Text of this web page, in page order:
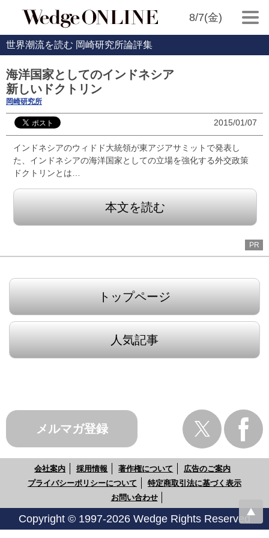
8/7(金)
世界潮流を読む 岡崎研究所論評集
海洋国家としてのインドネシア
新しいドクトリン
岡崎研究所
2015/01/07
インドネシアのウィドド大統領が東アジアサミットで発表し
た、インドネシアの海洋国家としての立場を強化する外交政策
ドクトリンとは…
本文を読む
PR
トップページ
人気記事
メルマガ登録
会社案内 採用情報 著作権について
広告のご案内
プライバシーポリシーについて
特定商取引法に基づく表示
お問い合わせ
Copyright © 1997-2026 Wedge Rights Reserved